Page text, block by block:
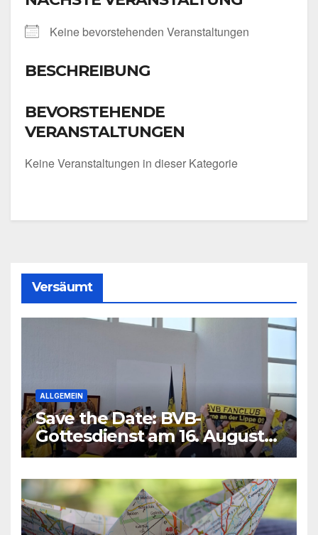
Kei­ne bevor­ste­hen­den Ver­an­stal­tun­gen
BESCHREIBUNG
BEVORSTEHENDE
VERANSTALTUNGEN
Kei­ne Ver­an­stal­tun­gen in die­ser Kate­go­rie
Versäumt
ALLGEMEIN
Save the Date: BVB-
Gottesdienst am 16. August
2026